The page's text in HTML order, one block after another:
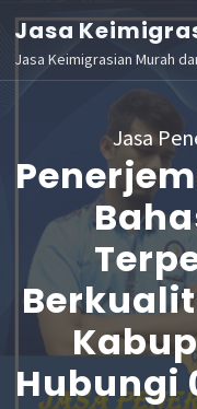
Lompat
ke
konten
Jasa
Jasa Keimigrasian Murah
Jasa
Hubungi